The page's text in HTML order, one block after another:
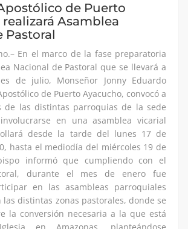
de Puerto
Asamblea
Pastoral
En el marco de la fase preparatoria
Nacional de Pastoral que se llevará a
de julio, Monseñor Jonny Eduardo
de Puerto Ayacucho, convocó a
de las distintas parroquias de la sede
en una asamblea vicarial
desde la tarde del lunes 17 de
hasta el mediodía del miércoles 19 de
informó que cumpliendo con el
durante el mes de enero fue
en las asambleas parroquiales
las distintas zonas pastorales, donde se
la conversión necesaria a la que está